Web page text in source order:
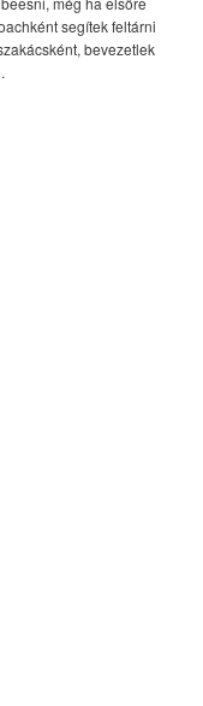
segítek feltárni
bevezetlek